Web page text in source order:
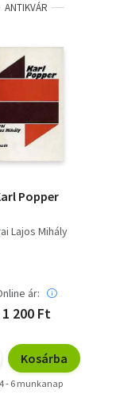
ANTIKVÁR
Popper
Lajos Mihály
ár:
1 200 Ft
Kosárba
4 - 6 munkanap